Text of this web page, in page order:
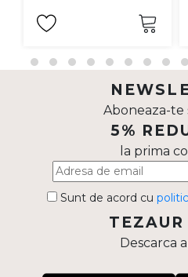
Aboneaza-te
5%
la prima
Sunt de acord cu
TEZAUR
Descarca